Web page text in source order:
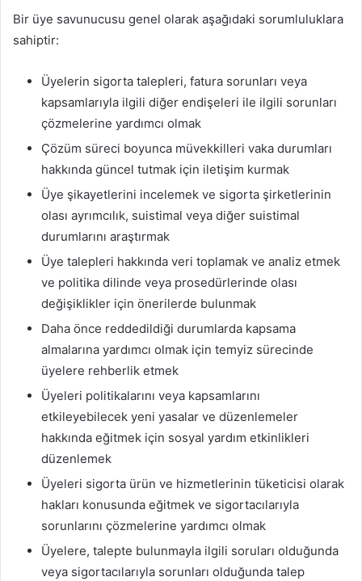
Bir üye savunucusu genel olarak aşağıdaki sorumluluklara
sahiptir:
Üyelerin sigorta talepleri, fatura sorunları veya
kapsamlarıyla ilgili diğer endişeleri ile ilgili sorunları
çözmelerine yardımcı olmak
Çözüm süreci boyunca müvekkilleri vaka durumları
hakkında güncel tutmak için iletişim kurmak
Üye şikayetlerini incelemek ve sigorta şirketlerinin
olası ayrımcılık, suistimal veya diğer suistimal
durumlarını araştırmak
Üye talepleri hakkında veri toplamak ve analiz etmek
ve politika dilinde veya prosedürlerinde olası
değişiklikler için önerilerde bulunmak
Daha önce reddedildiği durumlarda kapsama
almalarına yardımcı olmak için temyiz sürecinde
üyelere rehberlik etmek
Üyeleri politikalarını veya kapsamlarını
etkileyebilecek yeni yasalar ve düzenlemeler
hakkında eğitmek için sosyal yardım etkinlikleri
düzenlemek
Üyeleri sigorta ürün ve hizmetlerinin tüketicisi olarak
hakları konusunda eğitmek ve sigortacılarıyla
sorunlarını çözmelerine yardımcı olmak
Üyelere, talepte bulunmayla ilgili soruları olduğunda
veya sigortacılarıyla sorunları olduğunda talep